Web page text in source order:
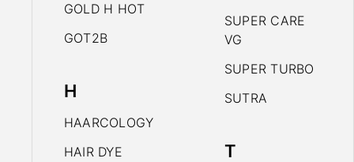
GOLD H HOT
GOT2B
H
HAARCOLOGY
HAIR DYE
SUPER CARE
VG
SUPER TURBO
SUTRA
T